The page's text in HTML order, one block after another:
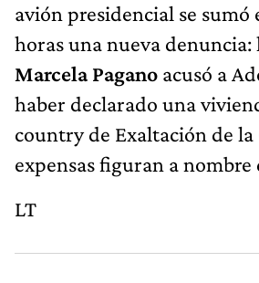
avión presidencial se sumó
horas una nueva
Marcela Pagano acusó a
haber declarado una
country de Exaltación de la
expensas figuran a nombre
LT